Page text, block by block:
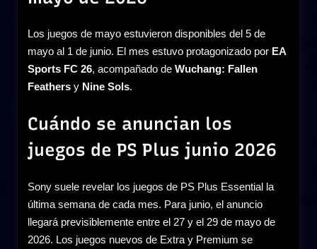
Los juegos de mayo estuvieron disponibles del 5 de
mayo al 1 de junio. El mes estuvo protagonizado por EA
Sports FC 26, acompañado de Wuchang: Fallen
Feathers y Nine Sols.
Cuándo se anuncian los
juegos de PS Plus junio 2026
Sony suele revelar los juegos de PS Plus Essential la
última semana de cada mes. Para junio, el anuncio
llegará previsiblemente entre el 27 y el 29 de mayo de
2026. Los juegos nuevos de Extra y Premium se